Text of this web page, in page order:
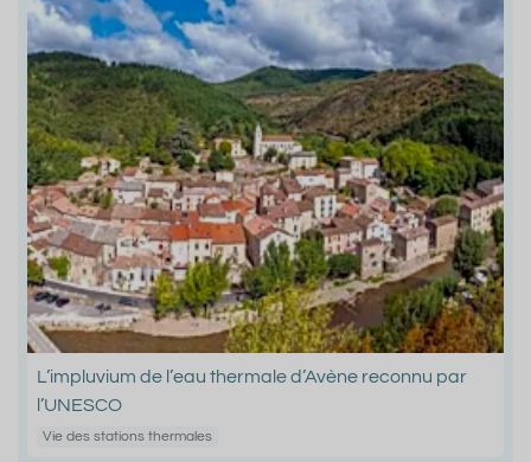
L’impluvium de l’eau thermale d’Avène reconnu par
l’UNESCO
Vie des stations thermales